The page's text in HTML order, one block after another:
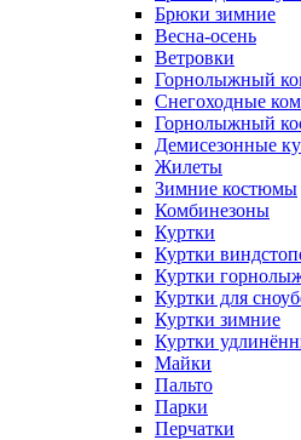
Брюки зимние
Весна-осень
Ветровки
Горнолыжный
Снегоходные
Горнолыжный
Демисезонные
Жилеты
Зимние костюмы
Комбинезоны
Куртки
Куртки
Куртки
Куртки для
Куртки зимние
Куртки
Майки
Пальто
Парки
Перчатки